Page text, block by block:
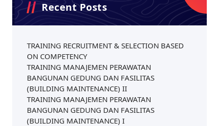
Recent Posts
TRAINING RECRUITMENT & SELECTION BASED
ON COMPETENCY
TRAINING MANAJEMEN PERAWATAN
BANGUNAN GEDUNG DAN FASILITAS
(BUILDING MAINTENANCE) II
TRAINING MANAJEMEN PERAWATAN
BANGUNAN GEDUNG DAN FASILITAS
(BUILDING MAINTENANCE) I